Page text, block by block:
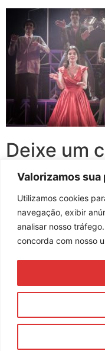
Valorizamos
Utilizamos cookies
navegação, exibir
analisar nosso
concorda com nosso
Deixe um
Você precisa fazer o
Assine nossa
© 2023 Morente
Política de